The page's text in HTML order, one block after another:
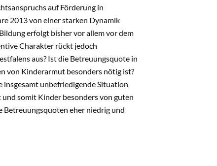
auf Förderung in
2013 von einer starken Dynamik
erfolgt bisher vor allem vor dem
Charakter rückt jedoch
aus? Ist die Betreuungsquote in
von Kinderarmut besonders nötig ist?
insgesamt unbefriedigende Situation
somit Kinder besonders von guten
eher niedrig und